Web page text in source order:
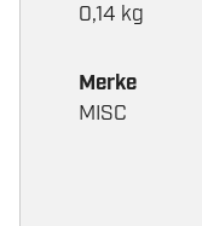
0,14 kg
Merke
MISC